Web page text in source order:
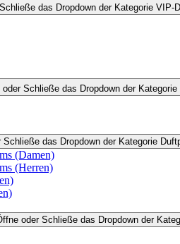
das Dropdown der Kategorie VIP-
oder Schließe das Dropdown der
Schließe das Dropdown der Kategorie
(Damen)
(Herren)
oder Schließe das Dropdown der